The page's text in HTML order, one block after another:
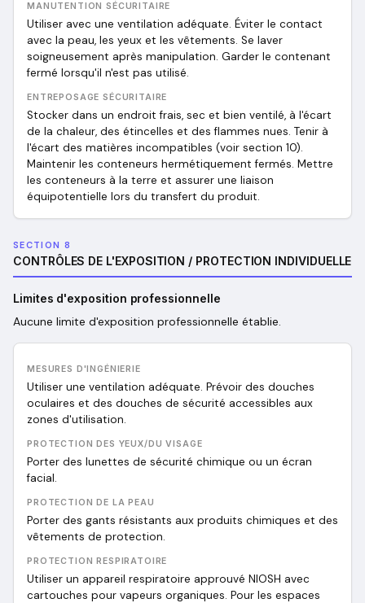
MANUTENTION SÉCURITAIRE
Utiliser avec une ventilation adéquate. Éviter le contact
avec la peau, les yeux et les vêtements. Se laver
soigneusement après manipulation. Garder le contenant
fermé lorsqu'il n'est pas utilisé.
ENTREPOSAGE SÉCURITAIRE
Stocker dans un endroit frais, sec et bien ventilé, à l'écart
de la chaleur, des étincelles et des flammes nues. Tenir à
l'écart des matières incompatibles (voir section 10).
Maintenir les conteneurs hermétiquement fermés. Mettre
les conteneurs à la terre et assurer une liaison
équipotentielle lors du transfert du produit.
SECTION 8
CONTRÔLES DE L'EXPOSITION / PROTECTION INDIVIDUELLE
Limites d'exposition professionnelle
Aucune limite d'exposition professionnelle établie.
MESURES D'INGÉNIERIE
Utiliser une ventilation adéquate. Prévoir des douches
oculaires et des douches de sécurité accessibles aux
zones d'utilisation.
PROTECTION DES YEUX/DU VISAGE
Porter des lunettes de sécurité chimique ou un écran
facial.
PROTECTION DE LA PEAU
Porter des gants résistants aux produits chimiques et des
vêtements de protection.
PROTECTION RESPIRATOIRE
Utiliser un appareil respiratoire approuvé NIOSH avec
cartouches pour vapeurs organiques. Pour les espaces